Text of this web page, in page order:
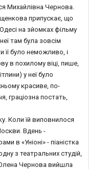
Михайлівна Чернова.
припускає, що
на зйомках фільму
там була зовсім
її було неможливо, і
в похилому віці, пише,
у неї було
красиве, по-
граціозна постать,
Коли їй виповнилося
Вдень -
в «Уніоні» - піаністка
з театральних студій,
Олена Чернова вийшла